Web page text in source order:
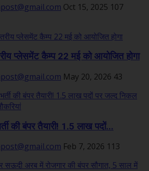
Oct 15, 2025 107
प्लेसमेंट कैम्प 22 मई को आयोजित होगा
May 20, 2026 43
की बंपर तैयारी! 1.5 लाख पदों...
Feb 7, 2026 113